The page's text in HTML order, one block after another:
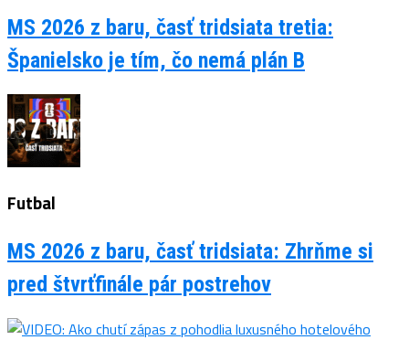
MS 2026 z baru, časť tridsiata tretia:
Španielsko je tím, čo nemá plán B
Futbal
MS 2026 z baru, časť tridsiata: Zhrňme si
pred štvrťfinále pár postrehov